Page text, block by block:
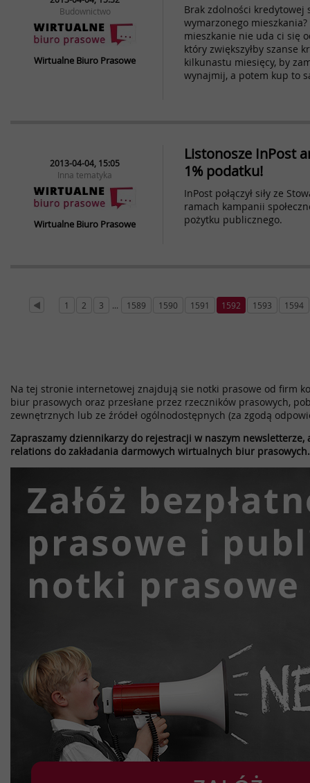
Budownictwo
Wirtualne Biuro Prasowe
Brak zdolności kredytowej
wymarzonego
mieszkanie nie uda ci się
który zwiększyłby szanse
kilkunastu miesięcy, by
wynajmij, a potem kup to
2013-04-04, 15:05
Inna tematyka
Wirtualne Biuro Prasowe
Listonosze InPost
1% podatku!
InPost połączył siły ze
ramach kampanii
pożytku publicznego.
1 2 3 ... 1589 1590 1591 1592 1593 1594
Na tej stronie internetowej znajdują sie notki prasowe od firm
biur prasowych oraz przesłane przez rzeczników prasowych,
zewnętrznych lub ze źródeł ogólnodostępnych (za zgodą
Zapraszamy dziennikarzy do rejestracji w naszym
relations do zakładania darmowych wirtualnych biur prasowych.